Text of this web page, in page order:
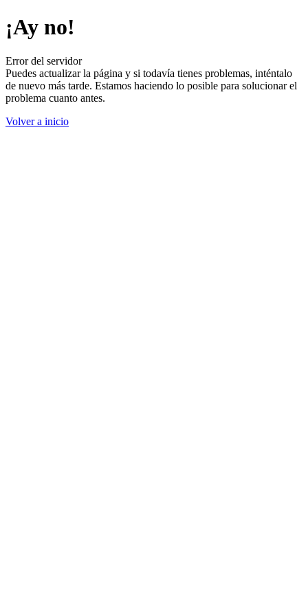
¡Ay no!
Error del servidor
Puedes actualizar la página y si todavía tienes problemas, inténtalo
de nuevo más tarde. Estamos haciendo lo posible para solucionar el
problema cuanto antes.
Volver a inicio